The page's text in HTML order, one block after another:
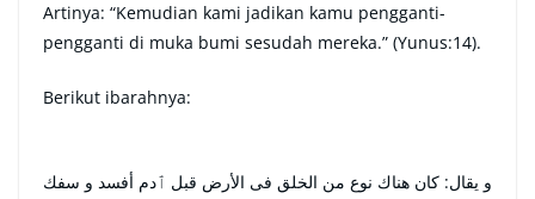
Artinya: “Kemudian kami jadikan kamu pengganti-
pengganti di muka bumi sesudah mereka.” (Yunus:14).
Berikut ibarahnya:
و يقال: كان هناك نوع من الخلق فى الأرض قبل ٱدم أفسد و سفك